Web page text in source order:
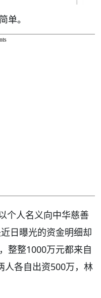
单。
个人名义向中华慈善
日曝光的资金明细却
整整1000万元都来自
人各自出资500万，林